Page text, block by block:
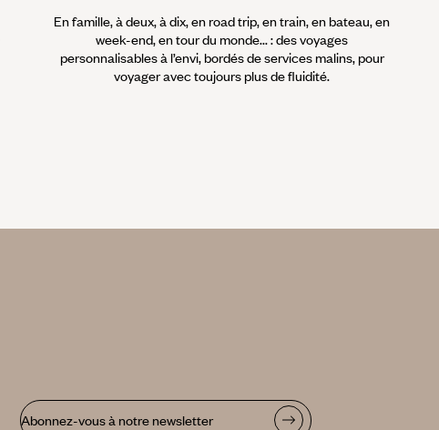
En famille, à deux, à dix, en road trip, en train, en bateau, en
week-end, en tour du monde... : des voyages
personnalisables à l’envi, bordés de services malins, pour
voyager avec toujours plus de fluidité.
Abonnez-vous à notre newsletter